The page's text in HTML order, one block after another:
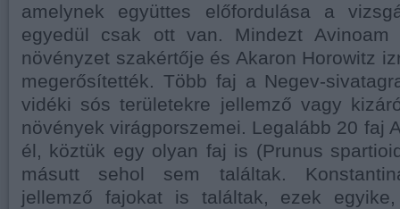
amelynek együttes előfordulása a
egyedül csak ott van. Mindezt
növényzet szakértője és Akaron Horowitz
megerősítették. Több faj a Negev-
vidéki sós területekre jellemző vagy
növények virágporszemei. Legalább 20 faj
él, köztük egy olyan faj is (Prunus
másutt sehol sem találtak.
jellemző fajokat is találtak, ezek